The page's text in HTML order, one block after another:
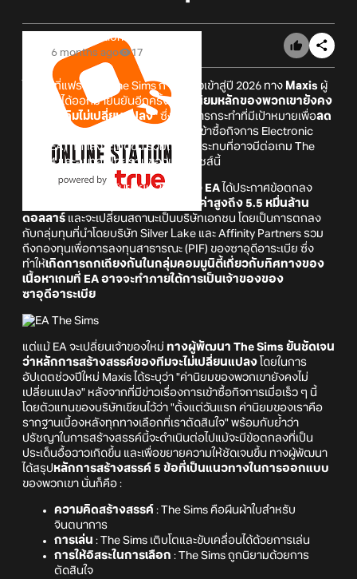
Online Station
6 months ago
17
ในขณะที่แฟรนไชส์ The Sims กำลังก้าวเข้าสู่ปี 2026 ทาง Maxis ผู้
พัฒนาก็ได้ออกมายืนยันอีกครั้งว่า
ค่านิยมหลักของพวกเขายังคง
"เหมือนเดิมไม่เปลี่ยนแปลง" ซึ่งเป็นการกระทำที่มีเป้าหมายเพื่อลด
ความกังวลของแฟน ๆ
เกี่ยวกับการเข้าซื้อกิจการ Electronic
Arts (EA) ที่กำลังจะเกิดขึ้น รวมถึงผลกระทบที่อาจมีต่อเกม The
Sims 4 และอนาคตโดยรวมของแฟรนไชส์นี้
เมื่อช่วงปลายเดือนกันยายน 2025 ทาง EA ได้ประกาศข้อตกลง
ถูกเข้าซื้อกิจการด้วยมูลค่าสูงถึง 5.5 หมื่นล้าน
ดอลลาร์ และจะเปลี่ยนสถานะเป็นบริษัทเอกชน โดยเป็นการตกลง
กับกลุ่มทุนที่นำโดยบริษัท Silver Lake และ Affinity Partners รวม
ถึงกองทุนเพื่อการลงทุนสาธารณะ (PIF) ของซาอุดีอาระเบีย ซึ่ง
ทำให้เกิดการถกเถียงกันในกลุ่มคอมมูนิตี้เกี่ยวกับทิศทางของ
เนื้อหาเกมที่ EA อาจจะทำภายใต้การเป็นเจ้าของของ
ซาอุดีอาระเบีย
แต่แม้ EA จะเปลี่ยนเจ้าของใหม่ ทางผู้พัฒนา The Sims ยันชัดเจน
ว่าหลักการสร้างสรรค์ของทีมจะไม่เปลี่ยนแปลง โดยในการ
อัปเดตช่วงปีใหม่ Maxis ได้ระบุว่า "ค่านิยมของพวกเขายังคงไม่
เปลี่ยนแปลง" หลังจากที่มีข่าวเรื่องการเข้าซื้อกิจการเมื่อเร็ว ๆ นี้
โดยตัวแทนของบริษัทเขียนไว้ว่า "ตั้งแต่วันแรก ค่านิยมของเราคือ
รากฐานเบื้องหลังทุกทางเลือกที่เราตัดสินใจ" พร้อมกับย้ำว่า
ปรัชญาในการสร้างสรรค์นี้จะดำเนินต่อไปแม้จะมีข้อตกลงที่เป็น
ประเด็นอื้อฉาวเกิดขึ้น และเพื่อขยายความให้ชัดเจนขึ้น ทางผู้พัฒนา
ได้สรุปหลักการสร้างสรรค์ 5 ข้อที่เป็นแนวทางในการออกแบบ
ของพวกเขา นั่นก็คือ :
ความคิดสร้างสรรค์ : The Sims คือผืนผ้าใบสำหรับ
จินตนาการ
การเล่น : The Sims เติบโตและขับเคลื่อนได้ด้วยการเล่น
การให้อิสระในการเลือก : The Sims ถูกนิยามด้วยการ
ตัดสินใจ